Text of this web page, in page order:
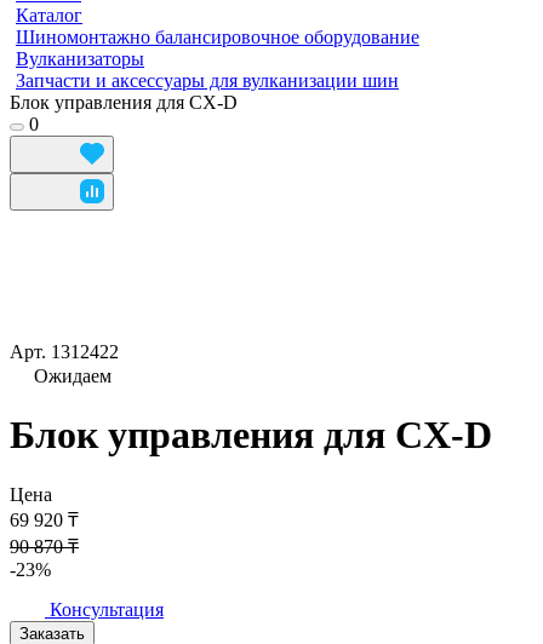
Каталог
Шиномонтажно балансировочное оборудование
Вулканизаторы
Запчасти и аксессуары для вулканизации шин
Блок управления для CX-D
0
Арт. 1312422
Ожидаем
Блок управления для CX-D
Цена
69 920 ₸
90 870 ₸
-23%
Консультация
Заказать